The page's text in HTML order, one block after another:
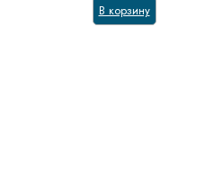
В корзину